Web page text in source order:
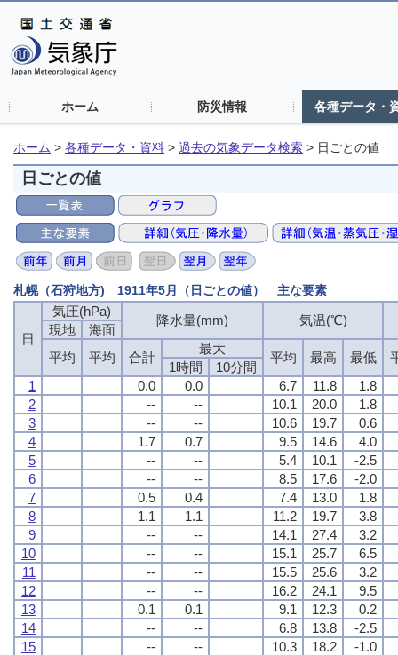
ホーム 防災情報 各種データ・
ホーム > 各種データ・資料 > 過去の気象データ検索 > 日ごとの値
日ごとの値
札幌（石狩地方) 1911年5月（日ごとの値） 主な要素
日
気圧(hPa)
降水量(mm) 気温(℃)
現地
海面
平均
平均 合計
最大
平均 最高 最低
1時間
10分間
1
0.0 0.0 6.7 11.8
1.8
2
-- -- 10.1 20.0
1.8
3
-- -- 10.6 19.7
0.6
4
1.7 0.7 9.5 14.6
4.0
5
-- -- 5.4 10.1
-2.5
6
-- -- 8.5 17.6
-2.0
7
0.5 0.4 7.4 13.0
1.8
8
1.1 1.1 11.2 19.7
3.8
9
-- -- 14.1 27.4
3.2
10
-- -- 15.1 25.7
6.5
11
-- -- 15.5 25.6
3.2
12
-- -- 16.2 24.1
9.5
13
0.1 0.1 9.1 12.3
0.2
14
-- -- 6.8 13.8
-2.5
15
-- -- 10.3 18.2
-1.0